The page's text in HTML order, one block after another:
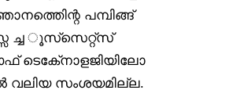
പമ്പിങ്ങ്
ച്ച ൂസ്‌സെറ്റ്‌സ്
ഓഫ് ടെകേ്‌നാളജിയിലോ
വലിയ സംശയമില്ല.